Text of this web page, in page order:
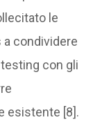
le
condividere
con gli
esistente [8].